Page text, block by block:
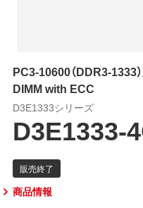
PC3-10600（DDR3-
DIMM with ECC
D3E1333シリーズ
D3E1333-
商品情報